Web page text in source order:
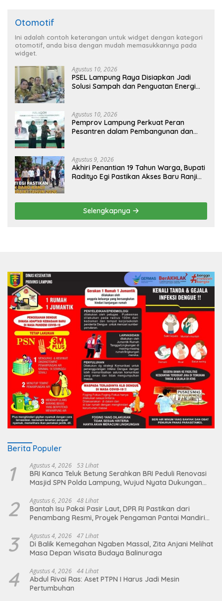
Otomotif
Ini adalah contoh keterangan untuk widget dengan kategori
otomotif, anda bisa dengan mudah memasukkannya pada
widget.
Agustus 10, 2026
PSEL Lampung Raya Disiapkan Jadi
Solusi Sampah dan Penguatan Energi
Agustus 10, 2026
Pemprov Lampung Perkuat Peran
Pesantren dalam Pembangunan dan
Agustus 9, 2026
Akhiri Penantian 19 Tahun Warga, Bupati
Radityo Egi Pastikan Akses Baru Ranji
Selengkapnya
Berita Populer
1 Agustus 4, 2026 53 Lihat
BRI Kanca Teluk Betung Serahkan BRI Peduli Renovasi
Masjid SPN Polda Lampung, Wujud Nyata Dukungan
2 Agustus 6, 2026 48 Lihat
Bantah Isu Pakai Pasir Laut, DPR RI Pastikan dari
Penambang Resmi, Proyek Pengaman Pantai Mandiri
3 Agustus 4, 2026 47 Lihat
Di Balik Kemegahan Ngaben Massal, Zita Anjani Melihat
Masa Depan Wisata Budaya Balinuraga
4 Agustus 4, 2026 44 Lihat
Abdul Rivai Ras: Aset PTPN I Harus Jadi Mesin
Pertumbuhan